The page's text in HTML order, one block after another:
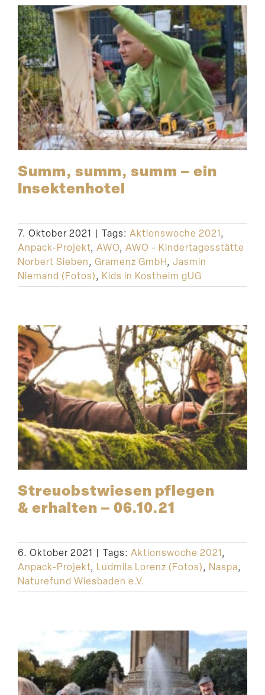
Summ, summ, summ – ein
Insektenhotel
7. Oktober 2021 | Tags: Aktionswoche 2021,
Anpack-Projekt, AWO, AWO - Kindertagesstätte
Norbert Sieben, Gramenz GmbH, Jasmin
Niemand (Fotos), Kids in Kostheim gUG
Streu­obst­wiesen pflegen
& erhalten – 06.10.21
6. Oktober 2021 | Tags: Aktionswoche 2021,
Anpack-Projekt, Ludmila Lorenz (Fotos), Naspa,
Naturefund Wiesbaden e.V.